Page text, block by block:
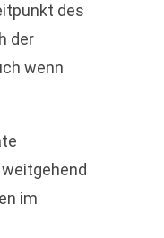
des
der
wenn
im